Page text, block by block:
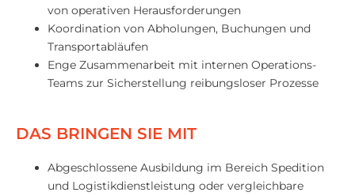
von operativen Herausforderungen
Koordination von Abholungen, Buchungen und
Transportabläufen
Enge Zusammenarbeit mit internen Operations-
Teams zur Sicherstellung reibungsloser Prozesse
DAS BRINGEN SIE MIT
Abgeschlossene Ausbildung im Bereich Spedition
und Logistikdienstleistung oder vergleichbare